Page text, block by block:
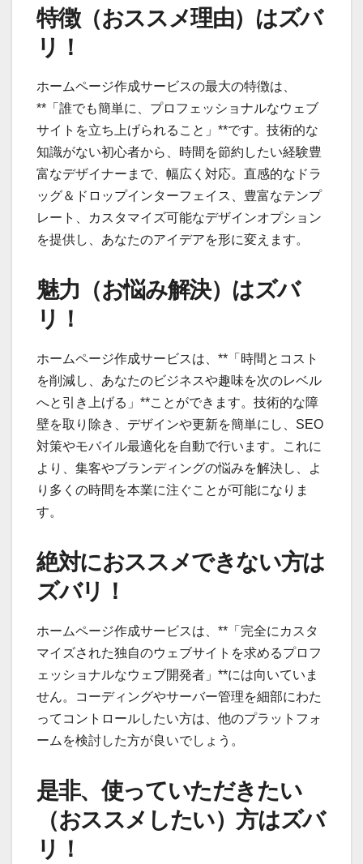
特徴（おススメ理由）はズバ
リ！
ホームページ作成サービスの最大の特徴は、
**「誰でも簡単に、プロフェッショナルなウェブ
サイトを立ち上げられること」**です。技術的な
知識がない初心者から、時間を節約したい経験豊
富なデザイナーまで、幅広く対応。直感的なドラ
ッグ＆ドロップインターフェイス、豊富なテンプ
レート、カスタマイズ可能なデザインオプション
を提供し、あなたのアイデアを形に変えます。
魅力（お悩み解決）はズバ
リ！
ホームページ作成サービスは、**「時間とコスト
を削減し、あなたのビジネスや趣味を次のレベル
へと引き上げる」**ことができます。技術的な障
壁を取り除き、デザインや更新を簡単にし、SEO
対策やモバイル最適化を自動で行います。これに
より、集客やブランディングの悩みを解決し、よ
り多くの時間を本業に注ぐことが可能になりま
す。
絶対におススメできない方は
ズバリ！
ホームページ作成サービスは、**「完全にカスタ
マイズされた独自のウェブサイトを求めるプロフ
ェッショナルなウェブ開発者」**には向いていま
せん。コーディングやサーバー管理を細部にわた
ってコントロールしたい方は、他のプラットフォ
ームを検討した方が良いでしょう。
是非、使っていただきたい
（おススメしたい）方はズバ
リ！